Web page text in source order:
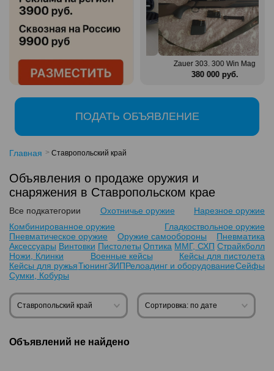
Mag Benelli Montefeltro 12/76
150 000 руб.
Zauer 303. 300 Win Mag
380 000 руб.
ПОДАТЬ ОБЪЯВЛЕНИЕ
Главная Ставропольский край
Объявления о продаже оружия и
снаряжения в Ставропольском крае
Все подкатегории Охотничье оружие
Нарезное оружие
Комбинированное оружие
Гладкоствольное оружие
Пневматическое оружие
Оружие самообороны
Пневматика
Аксессуары Винтовки Пистолеты Оптика ММГ, СХП Страйкболл
Ножи, Клинки
Военные кейсы
Кейсы для пистолета
Кейсы для ружьяТюнингЗИПРелоадинг и оборудованиеСейфы
Сумки, Кобуры
Ставропольский край Сортировка: по дате
Объявлений не найдено